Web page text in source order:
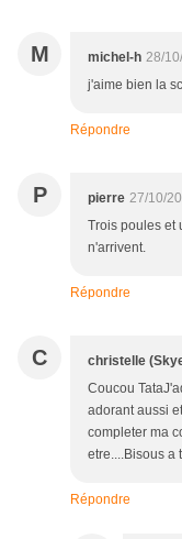
M michel-h 28/
j'aime bien la
Répondre
P pierre 27/10/
Trois poules et
n'arrivent.
Répondre
C christelle
Coucou
adorant aussi
completer ma
etre....Bisous a
Répondre